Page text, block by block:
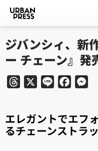
ジバンシィ、新
ー チェーン』発
Threads Line Facebook
エレガントでエフ
るチェーンストラ